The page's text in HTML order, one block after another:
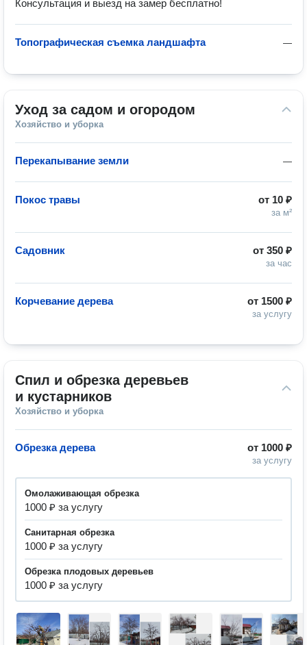
Консультация и выезд на замер бесплатно!
—
Топографическая съемка ландшафта
Уход за садом и огородом
Хозяйство и уборка
—
Перекапывание земли
от 10 ₽
за м²
Покос травы
от 350 ₽
за час
Садовник
от 1500 ₽
за услугу
Корчевание дерева
Спил и обрезка деревьев
и кустарников
Хозяйство и уборка
от 1000 ₽
за услугу
Обрезка дерева
Омолаживающая обрезка
1000 ₽ за услугу
Санитарная обрезка
1000 ₽ за услугу
Обрезка плодовых деревьев
1000 ₽ за услугу